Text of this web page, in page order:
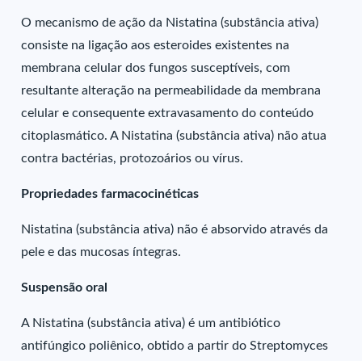
O mecanismo de ação da Nistatina (substância ativa)
consiste na ligação aos esteroides existentes na
membrana celular dos fungos susceptíveis, com
resultante alteração na permeabilidade da membrana
celular e consequente extravasamento do conteúdo
citoplasmático. A Nistatina (substância ativa) não atua
contra bactérias, protozoários ou vírus.
Propriedades farmacocinéticas
Nistatina (substância ativa) não é absorvido através da
pele e das mucosas íntegras.
Suspensão oral
A Nistatina (substância ativa) é um antibiótico
antifúngico poliênico, obtido a partir do Streptomyces